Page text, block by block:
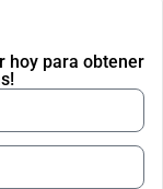
hoy para obtener